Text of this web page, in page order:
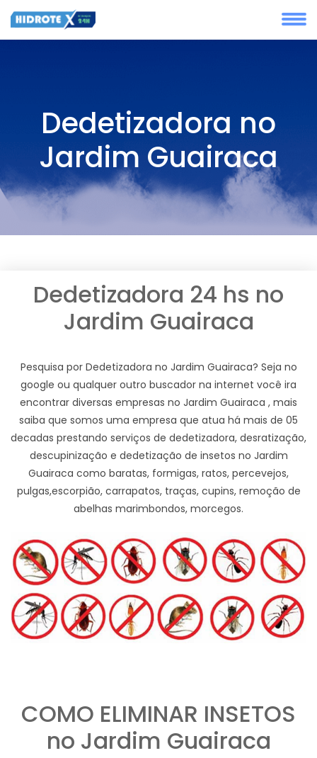
Dedetizadora no
Jardim Guairaca
Dedetizadora 24 hs no
Jardim Guairaca
Pesquisa por Dedetizadora no Jardim Guairaca? Seja no
google ou qualquer outro buscador na internet você ira
encontrar diversas empresas no Jardim Guairaca , mais
saiba que somos uma empresa que atua há mais de 05
decadas prestando serviços de dedetizadora, desratização,
descupinização e dedetização de insetos no Jardim
Guairaca como baratas, formigas, ratos, percevejos,
pulgas,escorpião, carrapatos, traças, cupins, remoção de
abelhas marimbondos, morcegos.
COMO ELIMINAR INSETOS
no Jardim Guairaca